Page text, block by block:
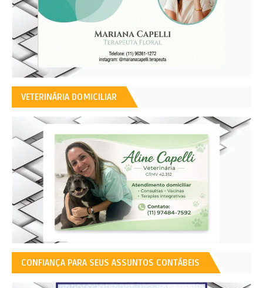
VETERINÁRIA DOMICILIAR
CONFIANÇA PARA SEUS ASSUNTOS CONTÁBEIS